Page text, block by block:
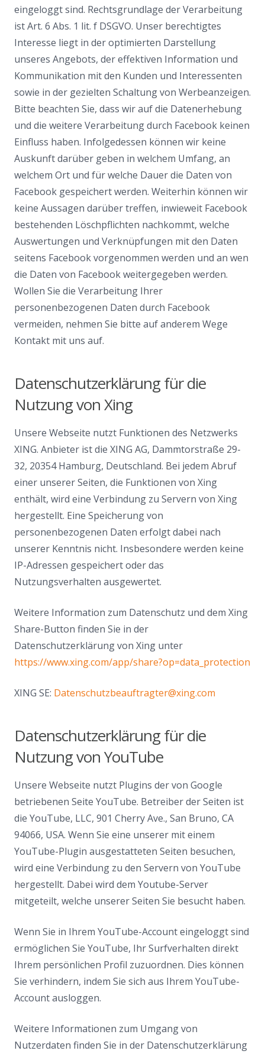
eingeloggt sind. Rechtsgrundlage der Verarbeitung
ist Art. 6 Abs. 1 lit. f DSGVO. Unser berechtigtes
Interesse liegt in der optimierten Darstellung
unseres Angebots, der effektiven Information und
Kommunikation mit den Kunden und Interessenten
sowie in der gezielten Schaltung von Werbeanzeigen.
Bitte beachten Sie, dass wir auf die Datenerhebung
und die weitere Verarbeitung durch Facebook keinen
Einfluss haben. Infolgedessen können wir keine
Auskunft darüber geben in welchem Umfang, an
welchem Ort und für welche Dauer die Daten von
Facebook gespeichert werden. Weiterhin können wir
keine Aussagen darüber treffen, inwieweit Facebook
bestehenden Löschpflichten nachkommt, welche
Auswertungen und Verknüpfungen mit den Daten
seitens Facebook vorgenommen werden und an wen
die Daten von Facebook weitergegeben werden.
Wollen Sie die Verarbeitung Ihrer
personenbezogenen Daten durch Facebook
vermeiden, nehmen Sie bitte auf anderem Wege
Kontakt mit uns auf.
Datenschutzerklärung für die
Nutzung von Xing
Unsere Webseite nutzt Funktionen des Netzwerks
XING. Anbieter ist die XING AG, Dammtorstraße 29-
32, 20354 Hamburg, Deutschland. Bei jedem Abruf
einer unserer Seiten, die Funktionen von Xing
enthält, wird eine Verbindung zu Servern von Xing
hergestellt. Eine Speicherung von
personenbezogenen Daten erfolgt dabei nach
unserer Kenntnis nicht. Insbesondere werden keine
IP-Adressen gespeichert oder das
Nutzungsverhalten ausgewertet.
Weitere Information zum Datenschutz und dem Xing
Share-Button finden Sie in der
Datenschutzerklärung von Xing unter
https://www.xing.com/app/share?op=data_protection
XING SE: Datenschutzbeauftragter@xing.com
Datenschutzerklärung für die
Nutzung von YouTube
Unsere Webseite nutzt Plugins der von Google
betriebenen Seite YouTube. Betreiber der Seiten ist
die YouTube, LLC, 901 Cherry Ave., San Bruno, CA
94066, USA. Wenn Sie eine unserer mit einem
YouTube-Plugin ausgestatteten Seiten besuchen,
wird eine Verbindung zu den Servern von YouTube
hergestellt. Dabei wird dem Youtube-Server
mitgeteilt, welche unserer Seiten Sie besucht haben.
Wenn Sie in Ihrem YouTube-Account eingeloggt sind
ermöglichen Sie YouTube, Ihr Surfverhalten direkt
Ihrem persönlichen Profil zuzuordnen. Dies können
Sie verhindern, indem Sie sich aus Ihrem YouTube-
Account ausloggen.
Weitere Informationen zum Umgang von
Nutzerdaten finden Sie in der Datenschutzerklärung